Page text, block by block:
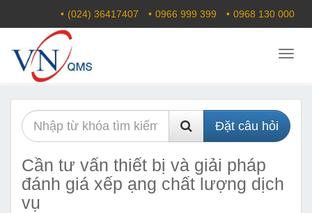
(024) 36417407 0966 999 399 0968 130 000
Menu
Đặt câu hỏi
Cần tư vấn thiết bị và giải pháp
đánh giá xếp ạng chất lượng dịch
vụ